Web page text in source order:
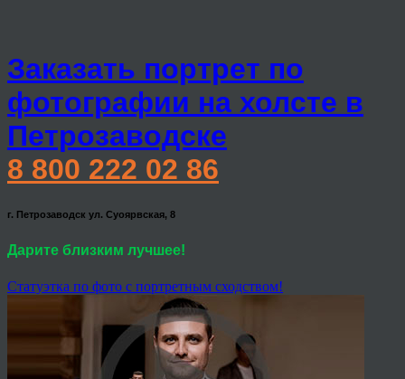
Заказать портрет по
фотографии на холсте в
Петрозаводске
8 800 222 02 86
г. Петрозаводск ул. Суоярвская, 8
Дарите близким лучшее!
Статуэтка по фото с портретным сходством!